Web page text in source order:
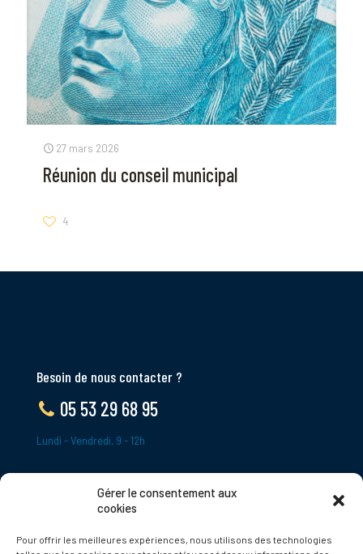
Gérer le consentement aux
cookies
Pour offrir les meilleures expériences, nous utilisons des technologies
27 mars 2026
Réunion du conseil municipal
4
Besoin de nous contacter ?
05 53 29 68 95
Lundi - Vendredi, 9 - 12h
24620 Tamniès